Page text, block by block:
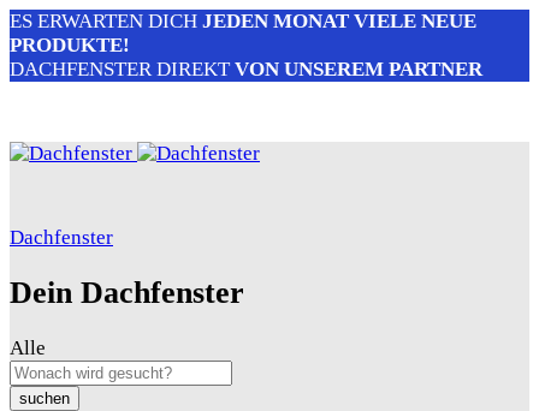
ES ERWARTEN DICH JEDEN MONAT VIELE NEUE
PRODUKTE!
DACHFENSTER DIREKTVON UNSEREM PARTNER
Dachfenster
Dein Dachfenster
Alle
suchen